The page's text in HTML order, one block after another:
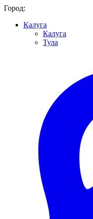
Город:
Калуга
Калуга
Тула